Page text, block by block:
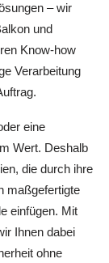
– wir
und
Know-how
Verarbeitung
eine
Wert. Deshalb
die durch ihre
maßgefertigte
einfügen. Mit
Ihnen dabei
ohne